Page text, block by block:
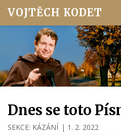
VOJTĚCH KODET
Dnes se toto
SEKCE: KÁZÁNÍ | 1. 2. 2022